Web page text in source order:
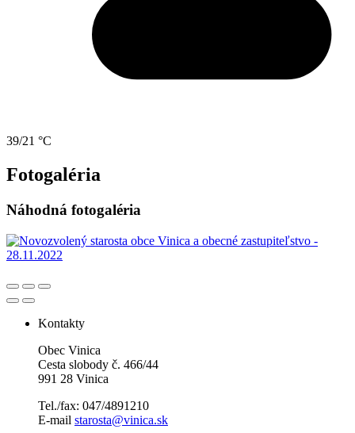
39/21 °C
Fotogaléria
Náhodná fotogaléria
Kontakty
Obec Vinica
Cesta slobody č. 466/44
991 28 Vinica
Tel./fax: 047/4891210
E-mail starosta@vinica.sk